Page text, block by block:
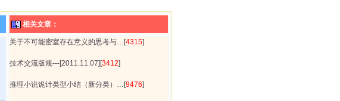
相关文章：
关于不可能密室存在意义的思考与… [4315]
技术交流版规---[2011.11.07] [3412]
推理小说诡计类型小结（新分类）… [9476]